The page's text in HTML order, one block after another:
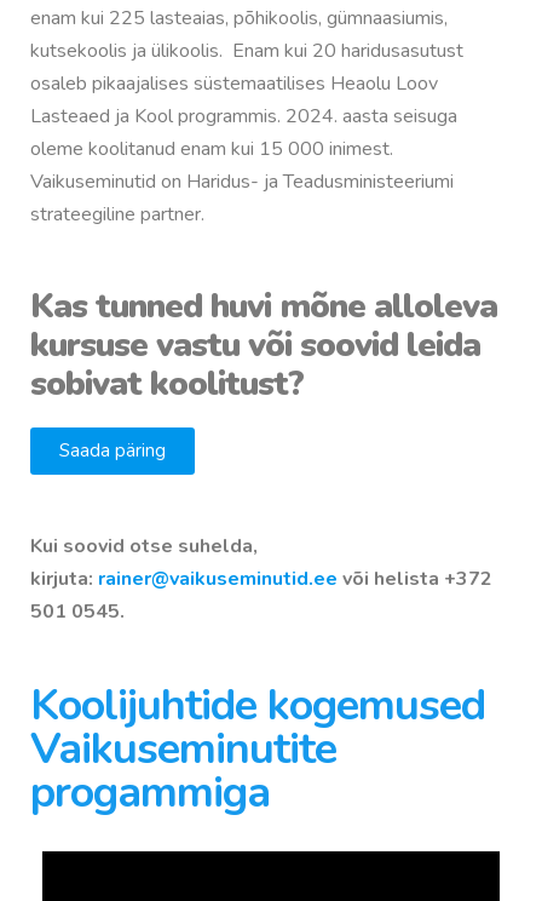
enam kui 225 lasteaias, põhikoolis, gümnaasiumis,
kutsekoolis ja ülikoolis. Enam kui 20 haridusasutust
osaleb pikaajalises süstemaatilises Heaolu Loov
Lasteaed ja Kool programmis. 2024. aasta seisuga
oleme koolitanud enam kui 15 000 inimest.
Vaikuseminutid on Haridus- ja Teadusministeeriumi
strateegiline partner.
Kas tunned huvi mõne alloleva
kursuse vastu või soovid leida
sobivat koolitust?
Saada päring
Kui soovid otse suhelda,
kirjuta: rainer@vaikuseminutid.ee või helista +372
501 0545.
Koolijuhtide kogemused
Vaikuseminutite
progammiga